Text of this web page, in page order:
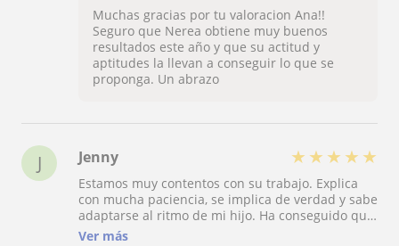
Muchas gracias por tu valoracion Ana!!
Seguro que Nerea obtiene muy buenos
resultados este año y que su actitud y
aptitudes la llevan a conseguir lo que se
proponga. Un abrazo
J Jenny ★ ★ ★ ★ ★
Estamos muy contentos con su trabajo. Explica
con mucha paciencia, se implica de verdad y sabe
adaptarse al ritmo de mi hijo. Ha conseguido que
entienda mejor matemáticas y física y química, y
Ver más